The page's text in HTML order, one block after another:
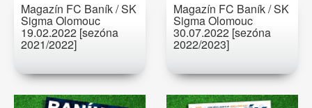
Magazín FC Baník / SK
Sigma Olomouc
19.02.2022 [sezóna
2021/2022]
Magazín FC Baník / SK
Sigma Olomouc
30.07.2022 [sezóna
2022/2023]